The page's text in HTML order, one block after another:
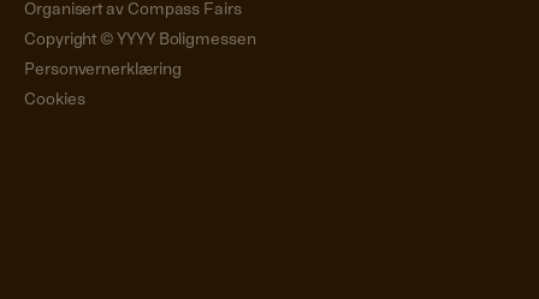
Organisert av Compass Fairs
Copyright © YYYYBoligmessen
Personvernerklæring
Cookies